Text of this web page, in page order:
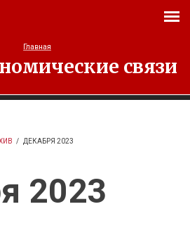
связи
/ ДЕКАБРЯ 2023
2023